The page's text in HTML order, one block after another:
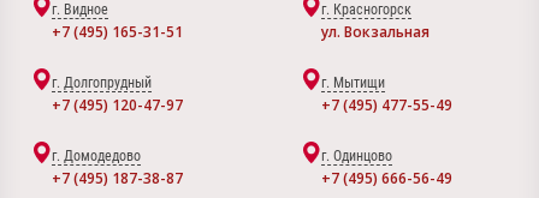
г. Видное
+7 (495) 165-31-51
г. Красногорск
ул. Вокзальная
г. Долгопрудный
+7 (495) 120-47-97
г. Мытищи
+7 (495) 477-55-49
г. Домодедово
+7 (495) 187-38-87
г. Одинцово
+7 (495) 666-56-49